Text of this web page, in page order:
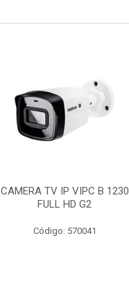
CAMERA TV IP VIPC B 1230
FULL HD G2
Código: 570041